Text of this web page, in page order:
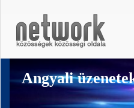
Angyali